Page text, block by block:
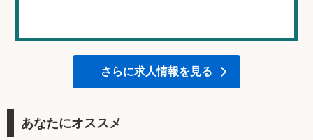
さらに求人情報を見る
あなたにオススメ